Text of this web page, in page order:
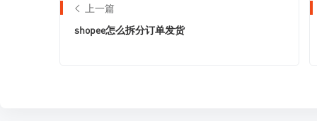
上一篇
shopee怎么拆分订单发货